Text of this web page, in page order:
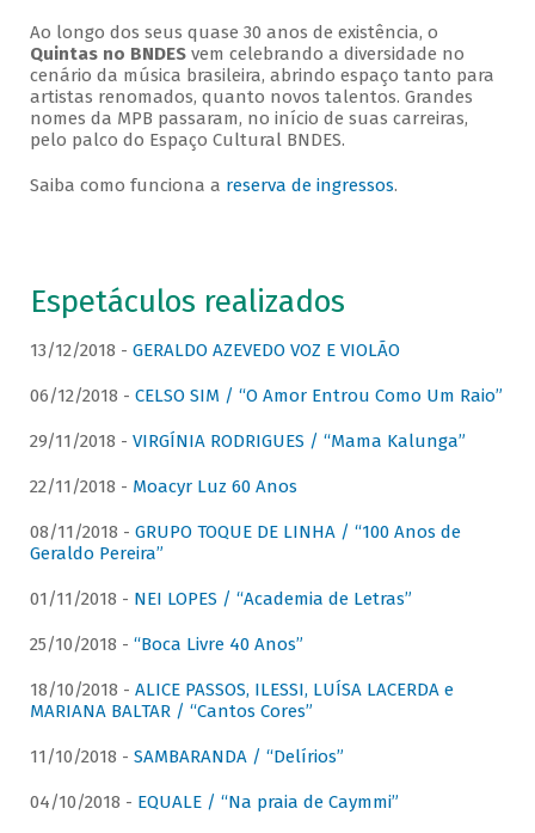
Ao longo dos seus quase 30 anos de existência, o
Quintas no BNDESvem celebrando a diversidade no
cenário da música brasileira, abrindo espaço tanto para
artistas renomados, quanto novos talentos. Grandes
nomes da MPB passaram, no início de suas carreiras,
pelo palco do Espaço Cultural BNDES.
Saiba como funciona a reserva de ingressos.
Espetáculos realizados
13/12/2018 - GERALDO AZEVEDO VOZ E VIOLÃO
06/12/2018 - CELSO SIM / “O Amor Entrou Como Um Raio”
29/11/2018 - VIRGÍNIA RODRIGUES / “Mama Kalunga”
22/11/2018 - Moacyr Luz 60 Anos
08/11/2018 - GRUPO TOQUE DE LINHA / “100 Anos de
Geraldo Pereira”
01/11/2018 - NEI LOPES / “Academia de Letras”
25/10/2018 - “Boca Livre 40 Anos”
18/10/2018 - ALICE PASSOS, ILESSI, LUÍSA LACERDA e
MARIANA BALTAR / “Cantos Cores”
11/10/2018 - SAMBARANDA / “Delírios”
04/10/2018 - EQUALE / “Na praia de Caymmi”